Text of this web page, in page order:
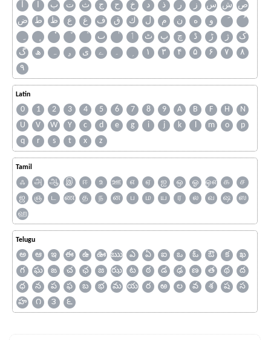
آ ا ب ت ث ج ح خ د ذ ر ز س ش ص
ض
ط ظ ع غ ف ق ك ل م ن ه
و
ٮ
ٲ ٹ پ چ ڈ ڑ ژ
ک
گ
ھ ہ ۄ ی ے ۔ ۱ ۳ ۴ ۵ ۶ ۷
۸
۹
Latin
0 1 2 3 4 5 6 7 8 9 A B F H
N
U
V W Y c d e g i j k l m o
p
q
r s t x z
Tamil
ஃ அ ஆ இ ஈ உ ஊ எ ஏ ஐ ஒ ஓ ஔ க
ச
ஜ
ஞ ட ண த ந ன ப ம ய ர ல வ ஷ
ஸ
ஹ
Telugu
అ ఆ ఇ ఈ ఉ ఊ ఋ ఎ ఏ ఐ ఒ ఓ ఔ క
ఖ
గ
ఘ ఙ చ ఛ జ ఝ ట ఠ డ ఢ ణ త థ
ద
ధ
న ప ఫ బ భ మ య ర ఱ ల వ శ ష
స
హ
౧ ౩ ౬